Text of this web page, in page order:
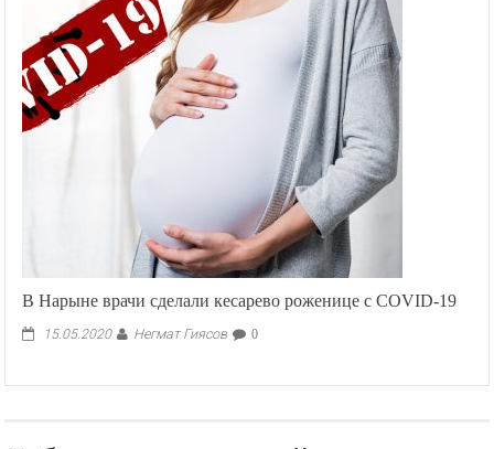
и
Южная
Корея
пройдут
на
открытии
Олимпиады
2018
под
одним
флагом
В Нарыне врачи сделали кесарево роженице с COVID-19
15.05.2020 Негмат Гиясов 0